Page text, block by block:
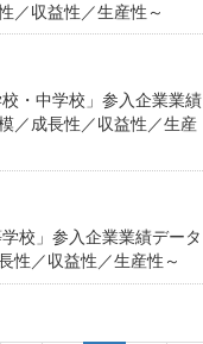
／収益性／生産性～
・中学校」参入企業業績
／成長性／収益性／生産
校」参入企業業績データ
性／収益性／生産性～